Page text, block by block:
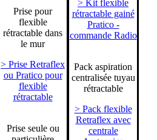
Prise pour
flexible
rétractable dans
le mur
> Prise Retraflex
ou Pratico pour
flexible
rétractable
Prise seule ou
> Kit flexible
rétractable gainé
Pratico -
commande Radio
Pack aspiration
centralisée tuyau
rétractable
> Pack flexible
Retraflex avec
centrale